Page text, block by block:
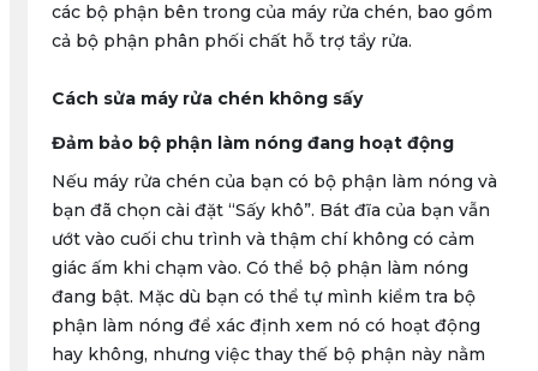
các bộ phận bên trong của máy rửa chén, bao gồm
cả bộ phận phân phối chất hỗ trợ tẩy rửa.
Cách sửa máy rửa chén không sấy
Đảm bảo bộ phận làm nóng đang hoạt động
Nếu máy rửa chén của bạn có bộ phận làm nóng và
bạn đã chọn cài đặt “Sấy khô”. Bát đĩa của bạn vẫn
ướt vào cuối chu trình và thậm chí không có cảm
giác ấm khi chạm vào. Có thể bộ phận làm nóng
đang bật. Mặc dù bạn có thể tự mình kiểm tra bộ
phận làm nóng để xác định xem nó có hoạt động
hay không, nhưng việc thay thế bộ phận này nằm